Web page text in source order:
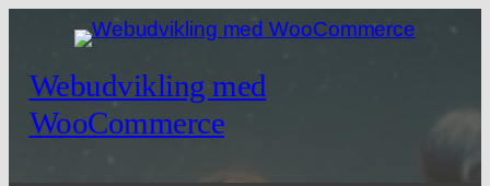
indhold
Webudvikling med
WooCommerce